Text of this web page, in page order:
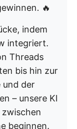
🔥
indem
integriert.
Threads
bis hin zur
und der
– unsere KI
zwischen
beginnen.